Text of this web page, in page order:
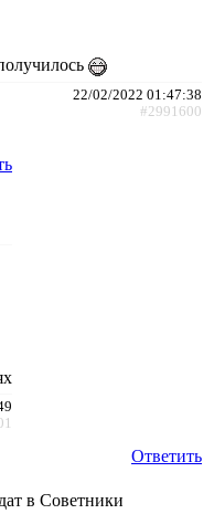
22/02/2022 01:47:38
#2991600
Ответить
в Советники